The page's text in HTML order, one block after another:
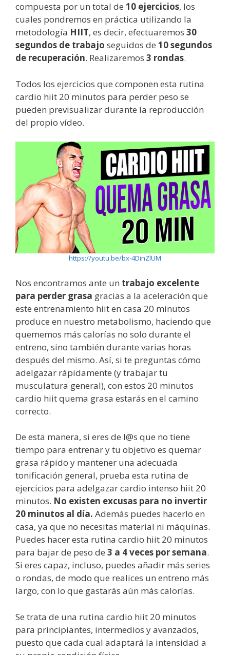
compuesta por un total de 10 ejercicios, los
cuales pondremos en práctica utilizando la
metodología HIIT, es decir, efectuaremos 30
segundos de trabajo seguidos de 10 segundos
de recuperación. Realizaremos 3 rondas.
Todos los ejercicios que componen esta rutina
cardio hiit 20 minutos para perder peso se
pueden previsualizar durante la reproducción
del propio vídeo.
https://youtu.be/bx-4DinZlUM
Nos encontramos ante un trabajo excelente
para perder grasa gracias a la aceleración que
este entrenamiento hiit en casa 20 minutos
produce en nuestro metabolismo, haciendo que
quememos más calorías no solo durante el
entreno, sino también durante varias horas
después del mismo. Así, si te preguntas cómo
adelgazar rápidamente (y trabajar tu
musculatura general), con estos 20 minutos
cardio hiit quema grasa estarás en el camino
correcto.
De esta manera, si eres de l@s que no tiene
tiempo para entrenar y tu objetivo es quemar
grasa rápido y mantener una adecuada
tonificación general, prueba esta rutina de
ejercicios para adelgazar cardio intenso hiit 20
minutos. No existen excusas para no invertir
20 minutos al día. Además puedes hacerlo en
casa, ya que no necesitas material ni máquinas.
Puedes hacer esta rutina cardio hiit 20 minutos
para bajar de peso de 3 a 4 veces por semana.
Si eres capaz, incluso, puedes añadir más series
o rondas, de modo que realices un entreno más
largo, con lo que gastarás aún más calorías.
Se trata de una rutina cardio hiit 20 minutos
para principiantes, intermedios y avanzados,
puesto que cada cual adaptará la intensidad a